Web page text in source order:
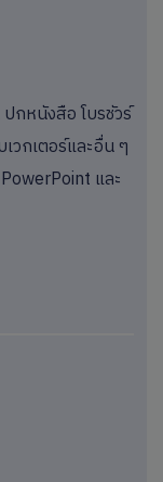
กหนังสือ โบรชัวร์
วกเตอร์และอื่น ๆ
และ